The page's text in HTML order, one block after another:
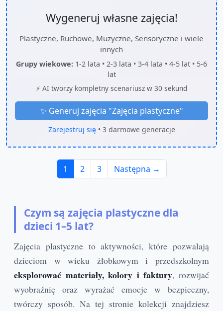
Wygeneruj własne zajęcia!
Plastyczne, Ruchowe, Muzyczne, Sensoryczne i wiele
innych
Grupy wiekowe: 1-2 lata • 2-3 lata • 3-4 lata • 4-5 lat • 5-6
lat
⚡ AI tworzy kompletny scenariusz w 30 sekund
✨ Generuj zajęcia "Zajęcia plastyczne"
Zarejestruj się• 3 darmowe generacje
1 2 3 Następna →
Czym są zajęcia plastyczne dla
dzieci 1–5 lat?
Zajęcia plastyczne to aktywności, które pozwalają
dzieciom w wieku żłobkowym i przedszkolnym
eksplorować materiały, kolory i faktury, rozwijać
wyobraźnię oraz wyrażać emocje w bezpieczny,
twórczy sposób. Na tej stronie kolekcji znajdziesz